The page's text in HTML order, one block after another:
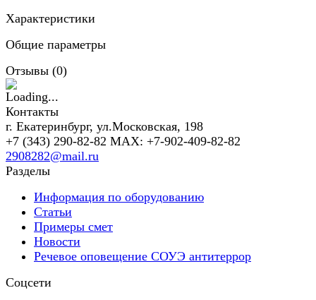
Характеристики
Общие параметры
Отзывы (0)
Контакты
г. Екатеринбург, ул.Московская, 198
+7 (343) 290-82-82 MAX: +7-902-409-82-82
2908282@mail.ru
Разделы
Информация по оборудованию
Статьи
Примеры смет
Новости
Речевое оповещение СОУЭ антитеррор
Соцсети